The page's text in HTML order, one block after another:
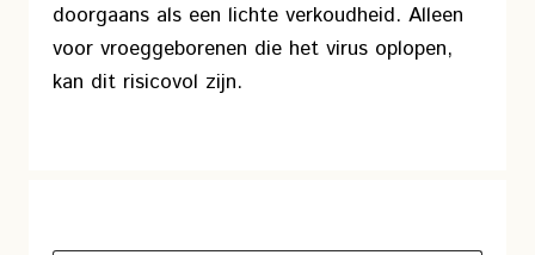
doorgaans als een lichte verkoudheid. Alleen
voor vroeggeborenen die het virus oplopen,
kan dit risicovol zijn.